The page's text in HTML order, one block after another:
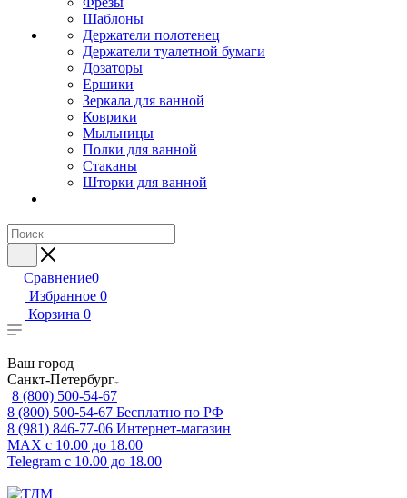
Шаблоны
Держатели полотенец
Держатели туалетной бумаги
Дозаторы
Ершики
Зеркала для ванной
Коврики
Мыльницы
Полки для ванной
Стаканы
Шторки для ванной
Сравнение0
Избранное 0
Корзина 0
Ваш город
Санкт-Петербург
8 (800) 500-54-67
8 (800) 500-54-67 Бесплатно по РФ
8 (981) 846-77-06 Интернет-магазин
MAX с 10.00 до 18.00
Telegram с 10.00 до 18.00